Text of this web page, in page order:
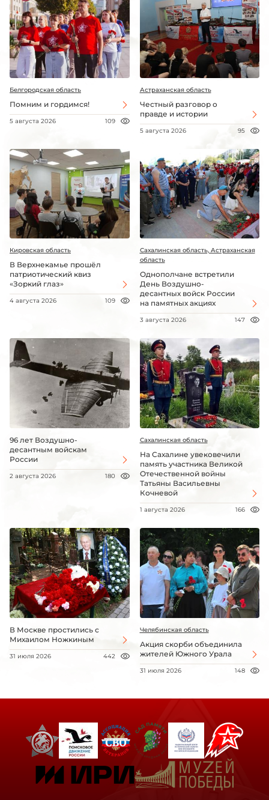
Белгородская область
Помним и гордимся!
5 августа 2026 109
Астраханская область
Честный разговор о
правде и истории
5 августа 2026 95
Кировская область
В Верхнекамье прошёл
патриотический квиз
«Зоркий глаз»
4 августа 2026 109
Сахалинская область, Астраханская
область
Однополчане встретили
День Воздушно-
десантных войск России
на памятных акциях
3 августа 2026 147
96 лет Воздушно-
десантным войскам
России
2 августа 2026 180
Сахалинская область
На Сахалине увековечили
память участника Великой
Отечественной войны
Татьяны Васильевны
Кочневой
1 августа 2026 166
В Москве простились с
Михаилом Ножкиным
31 июля 2026 442
Челябинская область
Акция скорби объединила
жителей Южного Урала
31 июля 2026 148